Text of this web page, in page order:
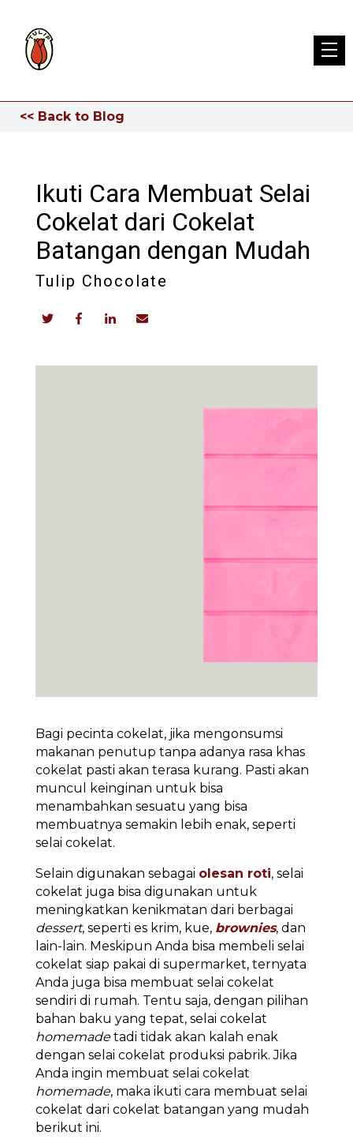
<< Back to Blog
Ikuti Cara Membuat Selai
Cokelat dari Cokelat
Batangan dengan Mudah
Tulip Chocolate
Bagi pecinta cokelat, jika mengonsumsi
makanan penutup tanpa adanya rasa khas
cokelat pasti akan terasa kurang. Pasti akan
muncul keinginan untuk bisa
menambahkan sesuatu yang bisa
membuatnya semakin lebih enak, seperti
selai cokelat.
Selain digunakan sebagai olesan roti, selai
cokelat juga bisa digunakan untuk
meningkatkan kenikmatan dari berbagai
dessert, seperti es krim, kue, brownies, dan
lain-lain. Meskipun Anda bisa membeli selai
cokelat siap pakai di supermarket, ternyata
Anda juga bisa membuat selai cokelat
sendiri di rumah. Tentu saja, dengan pilihan
bahan baku yang tepat, selai cokelat
homemadetadi tidak akan kalah enak
dengan selai cokelat produksi pabrik. Jika
Anda ingin membuat selai cokelat
homemade, maka ikuti cara membuat selai
cokelat dari cokelat batangan yang mudah
berikut ini.